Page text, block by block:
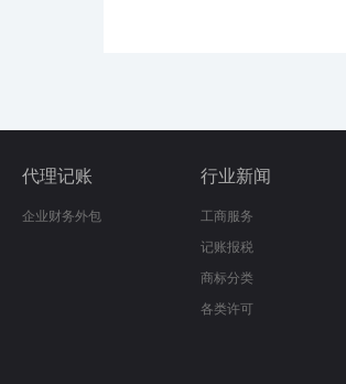
代理记账
企业财务外包
行业新闻
工商服务
记账报税
商标分类
各类许可